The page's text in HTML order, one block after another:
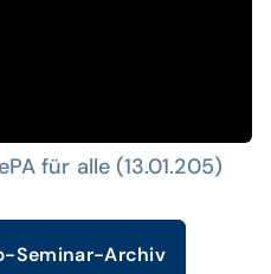
für alle (13.01.205)
Seminar-Archiv